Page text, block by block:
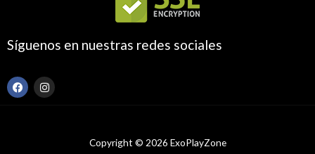
Síguenos en nuestras redes sociales
F
a
I
n
Copyright © 2026 ExoPlayZone